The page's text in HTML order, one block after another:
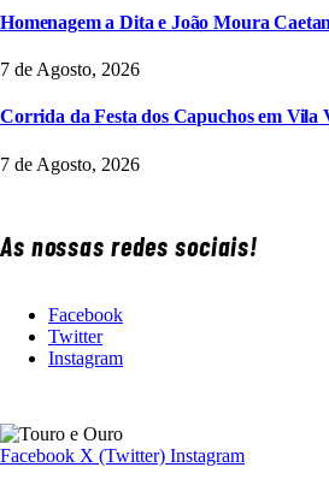
Homenagem a Dita e João Moura
7 de Agosto, 2026
Corrida da Festa dos Capuchos em Vila
7 de Agosto, 2026
As nossas redes sociais!
Facebook
Twitter
Instagram
Facebook X (Twitter) Instagram